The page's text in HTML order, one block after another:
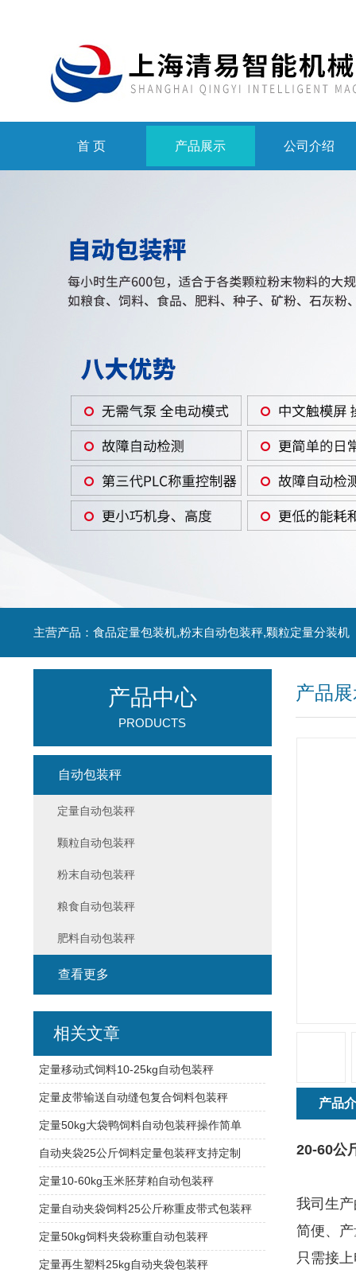
首 页 产品展示 公司介绍
主营产品：食品定量包装机,粉末自动包装秤,颗粒定量分装机
产品
产品
20-60公
我司生
简便、
只需接
产品中心
PRODUCTS
自动包装秤
定量自动包装秤
颗粒自动包装秤
粉末自动包装秤
粮食自动包装秤
肥料自动包装秤
查看更多
相关文章
定量移动式饲料10-25kg自动包装秤
定量皮带输送自动缝包复合饲料包装秤
定量50kg大袋鸭饲料自动包装秤操作简单
自动夹袋25公斤饲料定量包装秤支持定制
定量10-60kg玉米胚芽粕自动包装秤
定量自动夹袋饲料25公斤称重皮带式包装秤
定量50kg饲料夹袋称重自动包装秤
定量再生塑料25kg自动夹袋包装秤